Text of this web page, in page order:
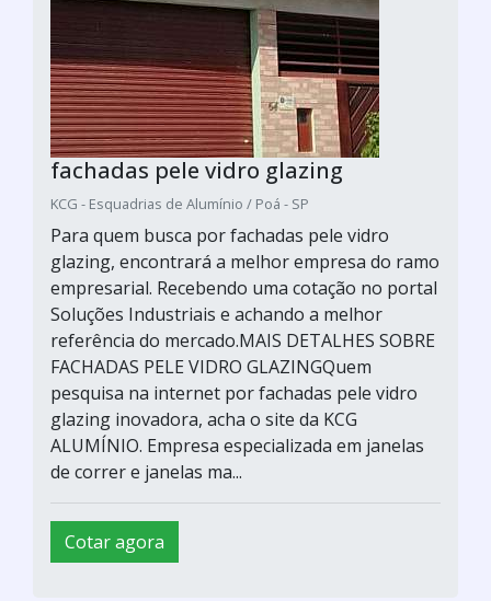
fachadas pele vidro glazing
KCG - Esquadrias de Alumínio / Poá - SP
Para quem busca por fachadas pele vidro
glazing, encontrará a melhor empresa do ramo
empresarial. Recebendo uma cotação no portal
Soluções Industriais e achando a melhor
referência do mercado.MAIS DETALHES SOBRE
FACHADAS PELE VIDRO GLAZINGQuem
pesquisa na internet por fachadas pele vidro
glazing inovadora, acha o site da KCG
ALUMÍNIO. Empresa especializada em janelas
de correr e janelas ma...
Cotar agora